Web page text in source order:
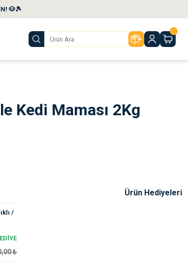
🐶🎾
Kedi Maması 2Kg
Ürün Hediyeleri
/
₺